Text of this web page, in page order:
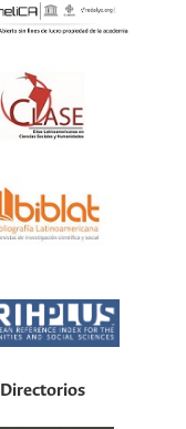
Directorios